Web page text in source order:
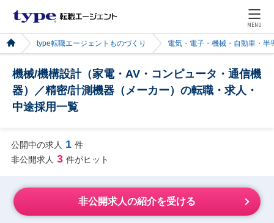
MENU
type転職エージェントものづくり 電気・電子・機械・自動車・半
機械/機構設計（家電・AV・コンピュータ・通信機
器）／精密/計測機器（メーカー）の転職・求人・
中途採用一覧
公開中の求人 1 件
非公開求人 3 件がヒット
非公開求人の紹介を受ける